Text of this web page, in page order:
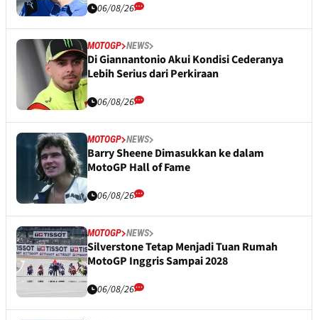
06/08/26
MOTOGP NEWS
Di Giannantonio Akui Kondisi Cederanya
Lebih Serius dari Perkiraan
06/08/26
MOTOGP NEWS
Barry Sheene Dimasukkan ke dalam
MotoGP Hall of Fame
06/08/26
MOTOGP NEWS
Silverstone Tetap Menjadi Tuan Rumah
MotoGP Inggris Sampai 2028
06/08/26